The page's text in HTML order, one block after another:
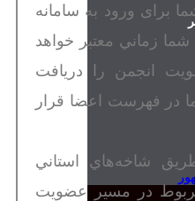
برای ورود به سامانه
زماني معتبر خواهد
انجمن را دريافت
در فهرست اعضا قرار
شاخه‌هاي استاني
در مسير عضويت